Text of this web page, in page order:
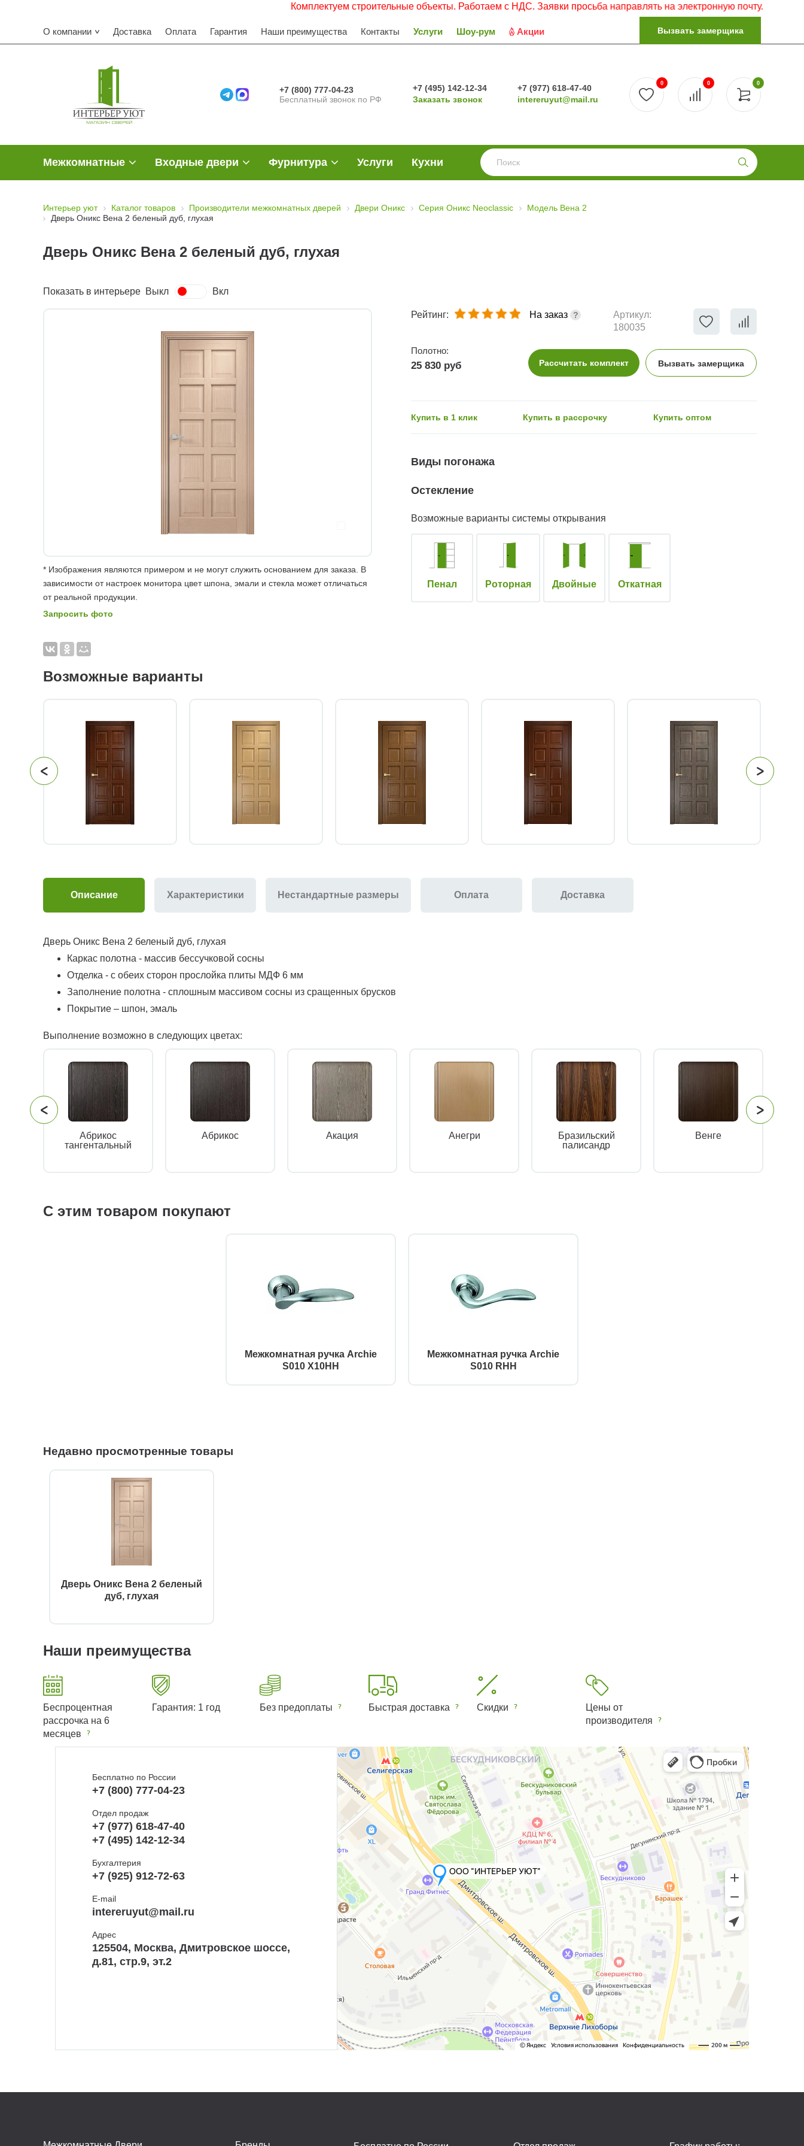
Комплектуем строительные объекты. Работаем с НДС. Заявки просьба направлять на электронную почту.
О компании Доставка Оплата Гарантия Наши преимущества Контакты Услуги Шоу-рум Акции Вызвать замерщика
+7 (800) 777-04-23
Бесплатный звонок по РФ
+7 (495) 142-12-34
Заказать звонок
+7 (977) 618-47-40
intereruyut@mail.ru
0
0 0
Межкомнатные Входные двери Фурнитура Услуги Кухни
Интерьер уют Каталог товаров Производители межкомнатных дверей Двери Оникс Серия Оникс Neoclassic
Модель Вена 2
Дверь Оникс Вена 2 беленый дуб, глухая
Дверь Оникс Вена 2 беленый дуб, глухая
Показать в интерьере Выкл Вкл
* Изображения являются примером и не могут служить основанием для заказа. В
зависимости от настроек монитора цвет шпона, эмали и стекла может отличаться
от реальной продукции.
Запросить фото
Рейтинг: На заказ
Артикул:
180035
Полотно:
25 830 руб Рассчитать комплект Вызвать замерщика
Купить в 1 клик Купить в рассрочку Купить оптом
Виды погонажа
Остекление
Возможные варианты системы открывания
Пенал Роторная Двойные Откатная
Возможные варианты
Описание Характеристики Нестандартные размеры Оплата Доставка
Дверь Оникс Вена 2 беленый дуб, глухая
Каркас полотна - массив бессучковой сосны
Отделка - с обеих сторон прослойка плиты МДФ 6 мм
Заполнение полотна - сплошным массивом сосны из сращенных брусков
Покрытие – шпон, эмаль
Выполнение возможно в следующих цветах:
Абрикос
тангентальный
Абрикос Акация Анегри
Бразильский
палисандр
Венге
С этим товаром покупают
Межкомнатная ручка Archie
S010 X10HH
Межкомнатная ручка Archie
S010 RHH
Недавно просмотренные товары
Дверь Оникс Вена 2 беленый
дуб, глухая
Наши преимущества
Беспроцентная
рассрочка на 6
месяцев
Гарантия: 1 год Без предоплаты Быстрая доставка Скидки
Цены от
производителя
Бесплатно по России
+7 (800) 777-04-23
Отдел продаж
+7 (977) 618-47-40
+7 (495) 142-12-34
Бухгалтерия
+7 (925) 912-72-63
E-mail
intereruyut@mail.ru
Адрес
125504, Москва, Дмитровское шоссе,
д.81, стр.9, эт.2